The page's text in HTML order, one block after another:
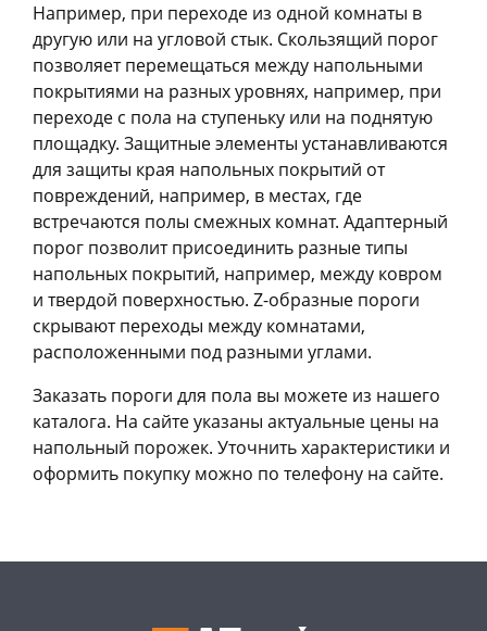
Например, при переходе из одной комнаты в
другую или на угловой стык. Скользящий порог
позволяет перемещаться между напольными
покрытиями на разных уровнях, например, при
переходе с пола на ступеньку или на поднятую
площадку. Защитные элементы устанавливаются
для защиты края напольных покрытий от
повреждений, например, в местах, где
встречаются полы смежных комнат. Адаптерный
порог позволит присоединить разные типы
напольных покрытий, например, между ковром
и твердой поверхностью. Z-образные пороги
скрывают переходы между комнатами,
расположенными под разными углами.
Заказать пороги для пола вы можете из нашего
каталога. На сайте указаны актуальные цены на
напольный порожек. Уточнить характеристики и
оформить покупку можно по телефону на сайте.